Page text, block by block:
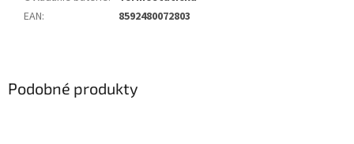
EAN: 8592480072803
Podobné produkty